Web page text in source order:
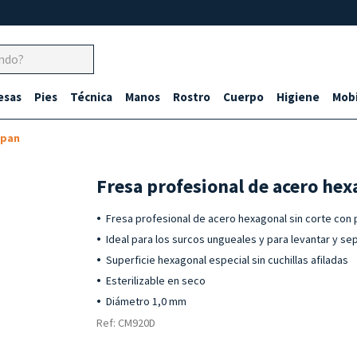
Pies Técnica Manos Rostro Cuerpo Higiene
Fresa profesional de acero
Fresa profesional de acero hexagonal sin corte con
Ideal para los surcos ungueales y para levantar y
Superficie hexagonal especial sin cuchillas afiladas
Esterilizable en seco
Diámetro 1,0 mm
Ref: CM920D